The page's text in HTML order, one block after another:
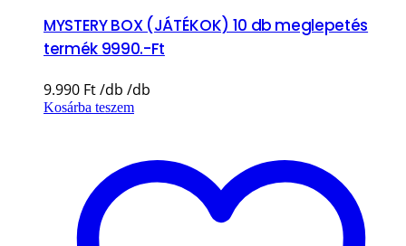
MYSTERY BOX (JÁTÉKOK) 10 db meglepetés
termék 9990.-Ft
9.990 Ft
Kosárba teszem